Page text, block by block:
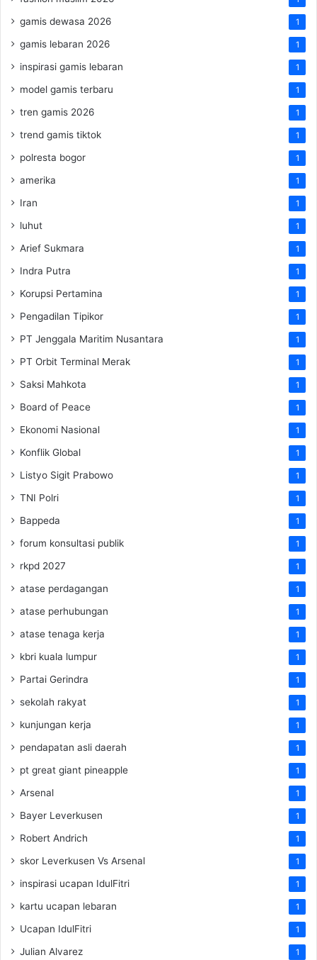
gamis dewasa 2026 1
gamis lebaran 2026 1
inspirasi gamis lebaran 1
model gamis terbaru 1
tren gamis 2026 1
trend gamis tiktok 1
polresta bogor 1
amerika 1
Iran 1
luhut 1
Arief Sukmara 1
Indra Putra 1
Korupsi Pertamina 1
Pengadilan Tipikor 1
PT Jenggala Maritim Nusantara 1
PT Orbit Terminal Merak 1
Saksi Mahkota 1
Board of Peace 1
Ekonomi Nasional 1
Konflik Global 1
Listyo Sigit Prabowo 1
TNI Polri 1
Bappeda 1
forum konsultasi publik 1
rkpd 2027 1
atase perdagangan 1
atase perhubungan 1
atase tenaga kerja 1
kbri kuala lumpur 1
Partai Gerindra 1
sekolah rakyat 1
kunjungan kerja 1
pendapatan asli daerah 1
pt great giant pineapple 1
Arsenal 1
Bayer Leverkusen 1
Robert Andrich 1
skor Leverkusen Vs Arsenal 1
inspirasi ucapan IdulFitri 1
kartu ucapan lebaran 1
Ucapan IdulFitri 1
Julian Alvarez 1